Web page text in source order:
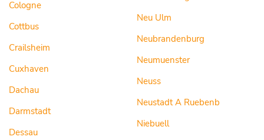
Cologne
Cottbus
Crailsheim
Cuxhaven
Dachau
Darmstadt
Dessau
Neu Ulm
Neubrandenburg
Neumuenster
Neuss
Neustadt A Ruebenb
Niebuell